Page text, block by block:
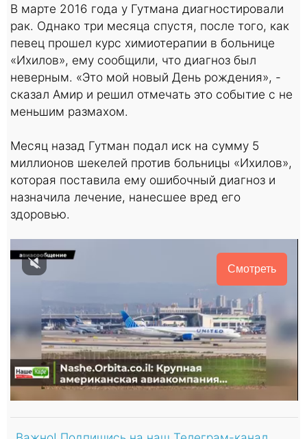
В марте 2016 года у Гутмана диагностировали
рак. Однако три месяца спустя, после того, как
певец прошел курс химиотерапии в больнице
«Ихилов», ему сообщили, что диагноз был
неверным. «Это мой новый День рождения», -
сказал Амир и решил отмечать это событие с не
меньшим размахом.
Месяц назад Гутман подал иск на сумму 5
миллионов шекелей против больницы «Ихилов»,
которая поставила ему ошибочный диагноз и
назначила лечение, нанесшее вред его
здоровью.
Смотреть